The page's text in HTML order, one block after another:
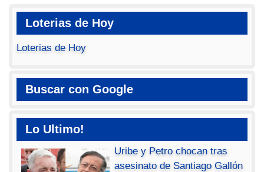
Loterias de Hoy
Loterias de Hoy
Buscar con Google
Lo Ultimo!
Uribe y Petro chocan tras
asesinato de Santiago Gallón